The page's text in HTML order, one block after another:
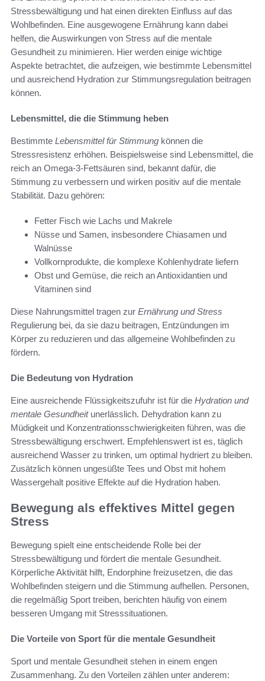
Stressbewältigung und hat einen direkten Einfluss auf das
Wohlbefinden. Eine ausgewogene Ernährung kann dabei
helfen, die Auswirkungen von Stress auf die mentale
Gesundheit zu minimieren. Hier werden einige wichtige
Aspekte betrachtet, die aufzeigen, wie bestimmte Lebensmittel
und ausreichend Hydration zur Stimmungsregulation beitragen
können.
Lebensmittel, die die Stimmung heben
Bestimmte Lebensmittel für Stimmung können die
Stressresistenz erhöhen. Beispielsweise sind Lebensmittel, die
reich an Omega-3-Fettsäuren sind, bekannt dafür, die
Stimmung zu verbessern und wirken positiv auf die mentale
Stabilität. Dazu gehören:
Fetter Fisch wie Lachs und Makrele
Nüsse und Samen, insbesondere Chiasamen und
Walnüsse
Vollkornprodukte, die komplexe Kohlenhydrate liefern
Obst und Gemüse, die reich an Antioxidantien und
Vitaminen sind
Diese Nahrungsmittel tragen zur Ernährung und Stress
Regulierung bei, da sie dazu beitragen, Entzündungen im
Körper zu reduzieren und das allgemeine Wohlbefinden zu
fördern.
Die Bedeutung von Hydration
Eine ausreichende Flüssigkeitszufuhr ist für die Hydration und
mentale Gesundheitunerlässlich. Dehydration kann zu
Müdigkeit und Konzentrationsschwierigkeiten führen, was die
Stressbewältigung erschwert. Empfehlenswert ist es, täglich
ausreichend Wasser zu trinken, um optimal hydriert zu bleiben.
Zusätzlich können ungesüßte Tees und Obst mit hohem
Wassergehalt positive Effekte auf die Hydration haben.
Bewegung als effektives Mittel gegen
Stress
Bewegung spielt eine entscheidende Rolle bei der
Stressbewältigung und fördert die mentale Gesundheit.
Körperliche Aktivität hilft, Endorphine freizusetzen, die das
Wohlbefinden steigern und die Stimmung aufhellen. Personen,
die regelmäßig Sport treiben, berichten häufig von einem
besseren Umgang mit Stresssituationen.
Die Vorteile von Sport für die mentale Gesundheit
Sport und mentale Gesundheit stehen in einem engen
Zusammenhang. Zu den Vorteilen zählen unter anderem: